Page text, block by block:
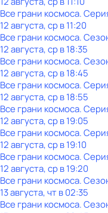
Все грани космоса.
12 августа, ср в 11:20
Все грани космоса.
12 августа, ср в 18:35
Все грани космоса.
12 августа, ср в 18:45
Все грани космоса.
12 августа, ср в 18:55
Все грани космоса.
12 августа, ср в 19:05
Все грани космоса.
12 августа, ср в 19:10
Все грани космоса.
12 августа, ср в 19:20
Все грани космоса.
13 августа, чт в 02:35
Все грани космоса.